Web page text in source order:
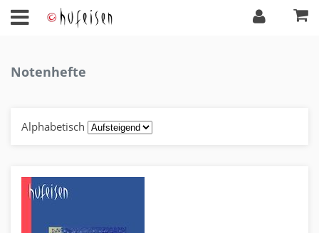
Notenhefte
Alphabetisch